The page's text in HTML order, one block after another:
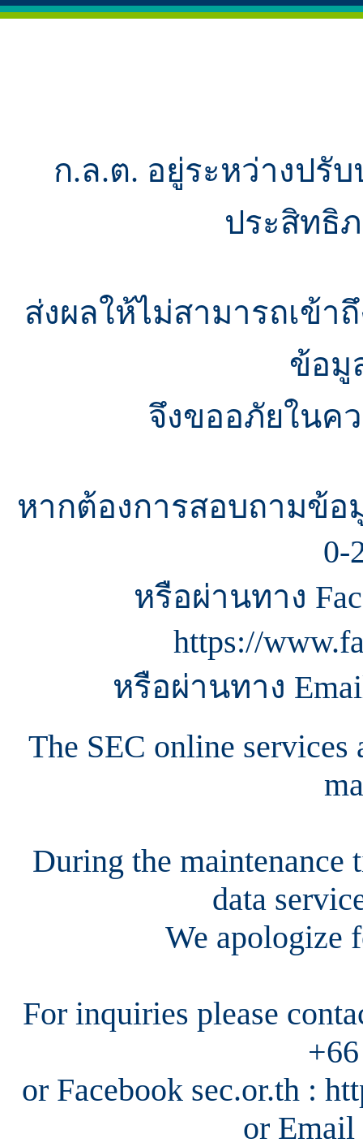
ก.ล.ต. อยู่ระหว่างปรั
ประสิทธิ
ส่งผลให้ไม่สามารถเข้า
ข้อมู
จึงขออภัยในค
หากต้องการสอบถามข้อ
0-
หรือผ่านทาง
https://
หรือผ่านทาง
The SEC online
During the maintenance
data
We apologize
For inquiries please
or Facebook sec.or.th :
or Email